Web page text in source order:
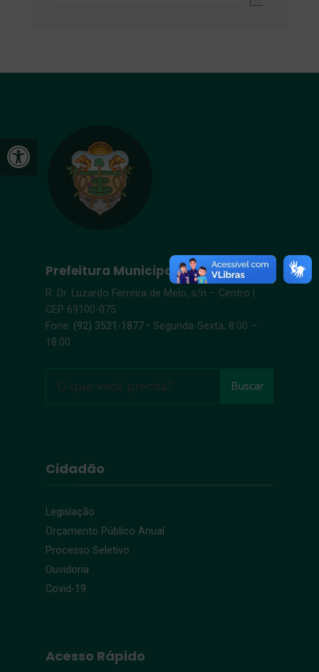
Open toolbar
Prefeitura Municipal de Itacoatiara
R. Dr. Luzardo Ferreira de Melo, s/n – Centro |
CEP 69100-075
Fone: (92) 3521-1877 • Segunda-Sexta, 8:00 –
18:00
Buscar
Cidadão
Legislação
Orçamento Público Anual
Processo Seletivo
Ouvidoria
Covid-19
Acesso Rápido